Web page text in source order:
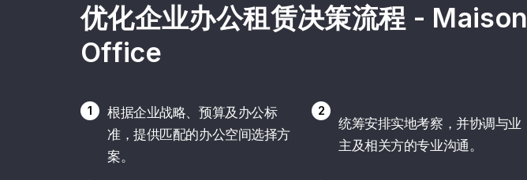
优化企业办公租赁决策流程 - Maison
Office
1
根据企业战略、预算及办公标
准，提供匹配的办公空间选择方
案。
2
统筹安排实地考察，并协调与业
主及相关方的专业沟通。